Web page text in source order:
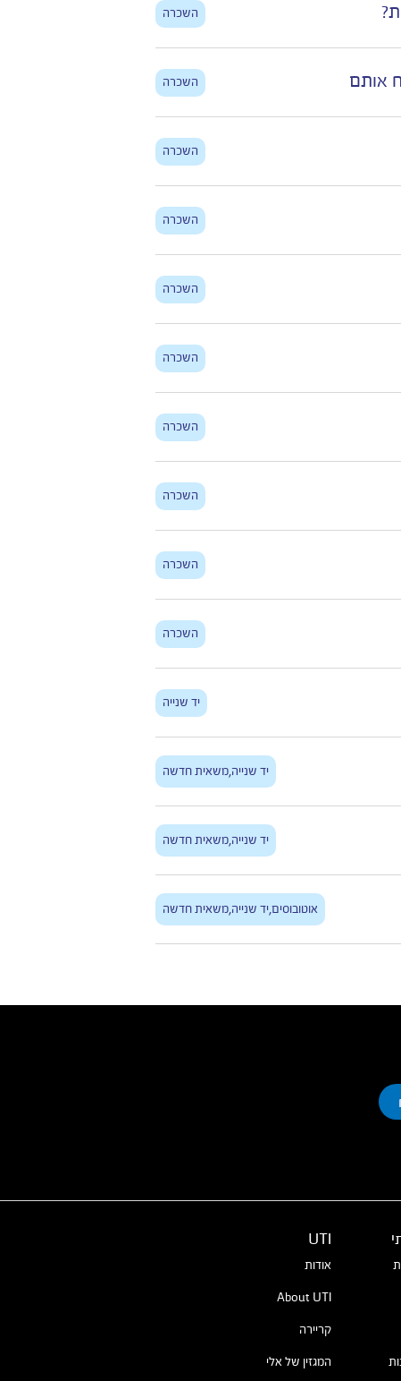
השכרה
אותם השכרה
השכרה
השכרה
השכרה
השכרה
השכרה
השכרה
השכרה
השכרה
יד שנייה
יד שנייה,משאית חדשה
יד שנייה,משאית חדשה
אוטובוסים,יד שנייה,משאית חדשה
UTI
אודות
About UTI
קריירה
המגזין של אלי